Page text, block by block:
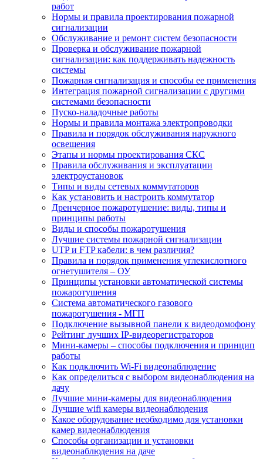
работ
Нормы и правила проектирования пожарной
сигнализации
Обслуживание и ремонт систем безопасности
Проверка и обслуживание пожарной
сигнализации: как поддерживать надежность
системы
Пожарная сигнализация и способы ее применения
Интеграция пожарной сигнализации с другими
системами безопасности
Пуско-наладочные работы
Нормы и правила монтажа электропроводки
Правила и порядок обслуживания наружного
освещения
Этапы и нормы проектирования СКС
Правила обслуживания и эксплуатации
электроустановок
Типы и виды сетевых коммутаторов
Как установить и настроить коммутатор
Дренчерное пожаротушение: виды, типы и
принципы работы
Виды и способы пожаротушения
Лучшие системы пожарной сигнализации
UTP и FTP кабели: в чем различия?
Правила и порядок применения углекислотного
огнетушителя – ОУ
Принципы установки автоматической системы
пожаротушения
Система автоматического газового
пожаротушения - МГП
Подключение вызывной панели к видеодомофону
Рейтинг лучших IP-видеорегистраторов
Мини-камеры – способы подключения и принцип
работы
Как подключить Wi-Fi видеонаблюдение
Как определиться с выбором видеонаблюдения на
дачу
Лучшие мини-камеры для видеонаблюдения
Лучшие wifi камеры видеонаблюдения
Какое оборудование необходимо для установки
камер видеонаблюдения
Способы организации и установки
видеонаблюдения на даче